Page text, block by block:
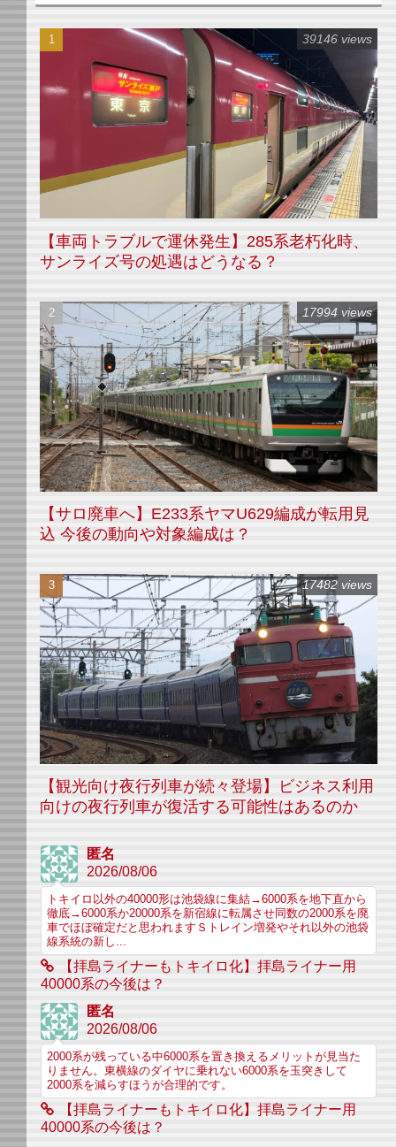
【車両トラブルで運休発生】285系老朽化時、
サンライズ号の処遇はどうなる？
39146 views
【サロ廃車へ】E233系ヤマU629編成が転用見
込 今後の動向や対象編成は？
17994 views
【観光向け夜行列車が続々登場】ビジネス利用
向けの夜行列車が復活する可能性はあるのか
17482 views
匿名
2026/08/06
トキイロ以外の40000形は池袋線に集結→6000系を地下直から
徹底→6000系か20000系を新宿線に転属させ同数の2000系を廃
車でほぼ確定だと思われますＳトレイン増発やそれ以外の池袋
線系統の新し...
【拝島ライナーもトキイロ化】拝島ライナー用
40000系の今後は？
匿名
2026/08/06
2000系が残っている中6000系を置き換えるメリットが見当た
りません。東横線のダイヤに乗れない6000系を玉突きして
2000系を減らすほうが合理的です。
【拝島ライナーもトキイロ化】拝島ライナー用
40000系の今後は？